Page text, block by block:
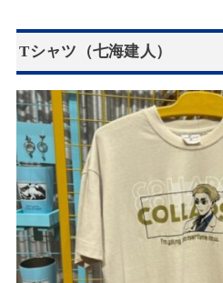
Tシャツ（七海建人）